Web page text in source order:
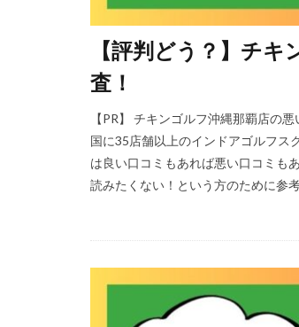
【評判どう？】チ
査！
【PR】 チキンゴルフ沖縄那覇店の
国に35店舗以上のインドアゴルフス
は良い口コミもあれば悪い口コミも
読みたくない！という方のために参